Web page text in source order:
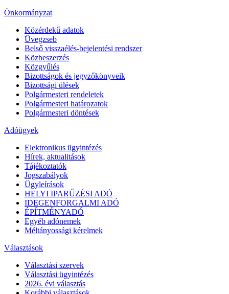
Önkormányzat
Közérdekű adatok
Üvegzseb
Belső visszaélés-bejelentési rendszer
Közbeszerzés
Közgyűlés
Bizottságok és jegyzőkönyveik
Bizottsági ülések
Polgármesteri rendeletek
Polgármesteri határozatok
Polgármesteri döntések
Adóügyek
Elektronikus ügyintézés
Hírek, aktualitások
Tájékoztatók
Jogszabályok
Ügyleírások
HELYI IPARŰZÉSI ADÓ
IDEGENFORGALMI ADÓ
ÉPÍTMÉNYADÓ
Egyéb adónemek
Méltányossági kérelmek
Választások
Választási szervek
Választási ügyintézés
2026. évi választás